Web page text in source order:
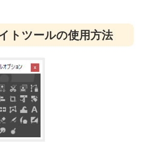
トツールの使用方法